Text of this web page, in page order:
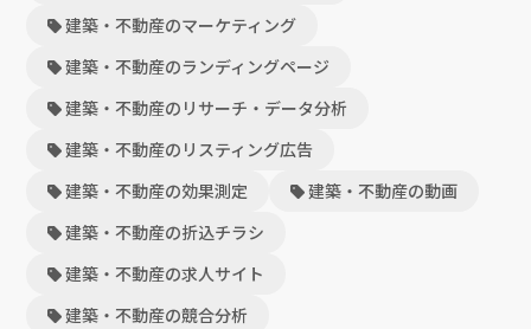
建築・不動産のマーケティング
建築・不動産のランディングページ
建築・不動産のリサーチ・データ分析
建築・不動産のリスティング広告
建築・不動産の効果測定
建築・不動産の動画
建築・不動産の折込チラシ
建築・不動産の求人サイト
建築・不動産の競合分析